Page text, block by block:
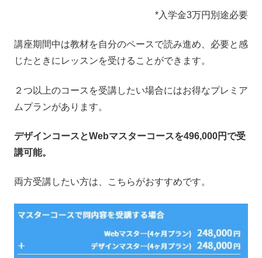
*入学金3万円別途必要
講座期間中は教材を自分のペースで読み進め、必要と感
じたときにレッスンを受けることができます。
２つ以上のコースを受講したい場合にはお得なプレミア
ムプランがあります。
デザインコースとWebマスターコースを496,000円で受
講可能。
両方受講したい方は、こちらがおすすめです。